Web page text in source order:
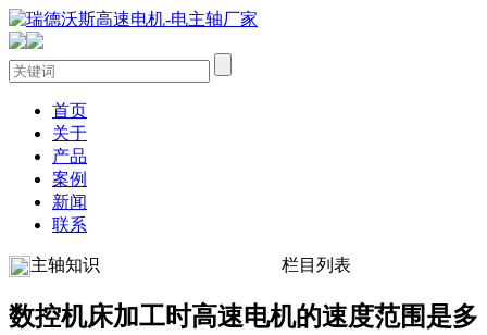
首页
关于
产品
案例
新闻
联系
主轴知识 栏目列表
数控机床加工时高速电机的速度范围是多